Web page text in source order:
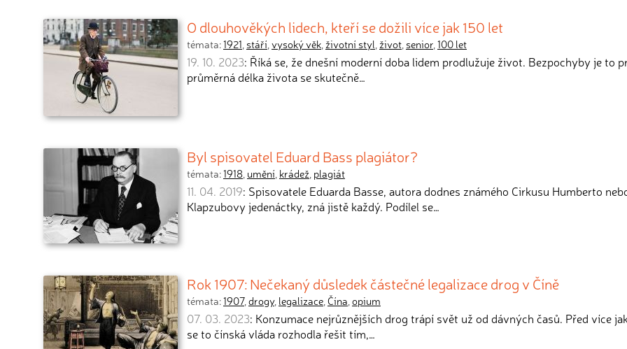
O dlouhověkých lidech, kteří se dožili více jak 150 let
témata:1921, stáří,vysoký věk, životní styl, život, senior,100 let
19. 10. 2023: Říká se, že dnešní moderní doba lidem prodlužuje život. Bezpochyby je to
průměrná délka života se skutečně…
Byl spisovatel Eduard Bass plagiátor?
témata:1918, umění, krádež, plagiát
11. 04. 2019: Spisovatele Eduarda Basse, autora dodnes známého Cirkusu Humberto
Klapzubovy jedenáctky, zná jistě každý. Podílel se…
Rok 1907: Nečekaný důsledek částečné legalizace drog v Číně
témata:1907,drogy, legalizace,Čína,opium
07. 03. 2023: Konzumace nejrůznějších drog trápí svět už od dávných časů. Před více
se to čínská vláda rozhodla řešit tím,…